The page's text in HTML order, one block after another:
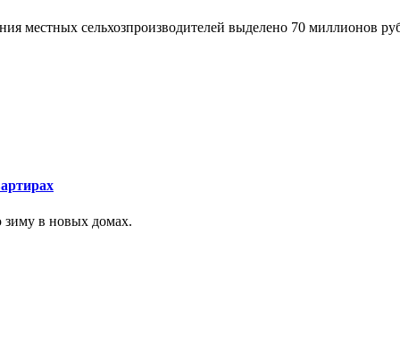
местных сельхозпроизводителей выделено 70 миллионов
в новых домах.